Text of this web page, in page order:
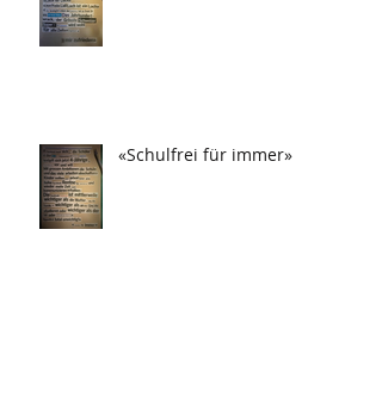
«Schulfrei für immer»